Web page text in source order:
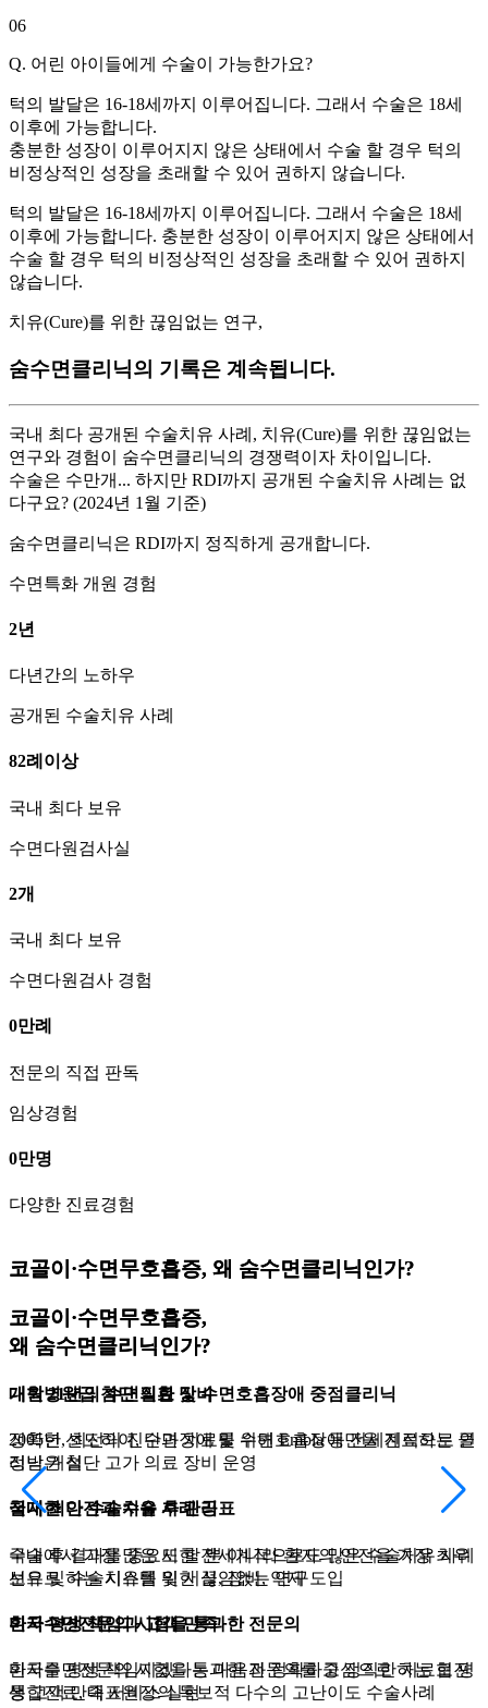
06
Q. 어린 아이들에게 수술이 가능한가요?
턱의 발달은 16-18세까지 이루어집니다. 그래서 수술은 18세
이후에 가능합니다.
충분한 성장이 이루어지지 않은 상태에서 수술 할 경우 턱의
비정상적인 성장을 초래할 수 있어 권하지 않습니다.
턱의 발달은 16-18세까지 이루어집니다. 그래서 수술은 18세
이후에 가능합니다. 충분한 성장이 이루어지지 않은 상태에서
수술 할 경우 턱의 비정상적인 성장을 초래할 수 있어 권하지
않습니다.
치유(Cure)를 위한 끊임없는 연구,
숨수면클리닉의 기록은 계속됩니다.
국내 최다 공개된 수술치유 사례, 치유(Cure)를 위한 끊임없는
연구와 경험이 숨수면클리닉의 경쟁력이자 차이입니다.
수술은 수만개... 하지만 RDI까지 공개된 수술치유 사례는 없
다구요? (2024년 1월 기준)
숨수면클리닉은 RDI까지 정직하게 공개합니다.
수면특화 개원 경험
2년
다년간의 노하우
공개된 수술치유 사례
82례 이상
국내 최다 보유
수면다원검사실
2개
국내 최다 보유
수면다원검사 경험
0만례
전문의 직접 판독
임상경험
0만명
다양한 진료경험
코골이·수면무호흡증, 왜 숨수면클리닉인가?
코골이·수면무호흡증,
왜 숨수면클리닉인가?
대학병원급 첨단 의료 장비
정확한, 최선의 진단과 치료를 위해 Embla 등 전세계적으로 인
정받은 첨단 고가 의료 장비 운영
철저한 안전과 수술 후 관리
수술 후 결과를 중요시 할 뿐 아니라 환자의 안전을 가장 최우
선으로 하는 시스템 및 시설, 장비, 약제 도입
환자 평생 책임과 고객 만족
환자를 평생 책임지겠다는 마음과 정확하고 정직한 치료로 평
생 고객 만족 서비스 실현
코골이·수면무호흡증, 왜 숨수면클리닉인가?
코골이·수면무호흡증,
왜 숨수면클리닉인가?
개원 21년의 수면질환 및 수면호흡장애 중점클리닉
2005년 선도하여, 수면장애 및 수면호흡장애만을 진료하는 클
리닉 개설
국내 최다 수술치유 사례 공표
국내에서 가장 많은 또한 전세계적으로도 많은 수술치유 사례
보유 및 수술치유를 위한 끊임없는 연구
미국수면전문의 시험을 통과한 전문의
미국수면전문의 시험을 통과한 전문의를 중심으로 하는 협진
통합진료, 대표원장의 독보적 다수의 고난이도 수술사례
왜 숨수면클리닉인가?
왜 숨수면클리닉인가?
전문수술, 비수술 등의 환자별 맞춤, 통합 진료
국내 양압기 환자관리 도입, 기도확장수술 도입, 양악확장수술
도입, 임플란트 수술 도입, 의사로 구강내장치 도입 등의 앞선
통합 치료
다수의 수면장애 진료를 하는 전문의 양성, 다수의 수면센터와
수술 전후 3DCT 및 수면다원검사 RDI 지수 공개로 정확하고
왜 숨수면클리닉인가?
왜 숨수면클리닉인가?
대학병원급 첨단 의료 장비
정확한, 최선의 진단과 치료를 위해 Embla 등 전세계적으로 인
정받은 첨단 고가 의료 장비 운영
철저한 안전과 수술 후 관리
수술 후 결과를 중요시 할 뿐 아니라 환자의 안전을 가장 최우
선으로 하는 시스템 및 시설, 장비, 약제 도입
환자 평생 책임과 고객 만족
환자를 평생 책임지겠다는 마음과 정확하고 정직한 치료로 평
생 고객 만족 서비스 실현
왜 숨수면클리닉인가?
왜 숨수면클리닉인가?
개원 21년의 수면질환 및 수면호흡장애 중점클리닉
2005년 선도하여, 수면장애 및 수면호흡장애만을 진료하는 클
리닉 개설
국내 최다 수술치유 사례 공표
국내에서 가장 많은 또한 전세계적으로도 많은 수술치유 사례
보유 및 수술치유를 위한 끊임없는 연구
미국수면전문의 시험을 통과한 전문의
미국수면전문의 시험을 통과한 전문의를 중심으로 하는 협진
통합진료, 대표원장의 독보적 다수의 고난이도 수술사례